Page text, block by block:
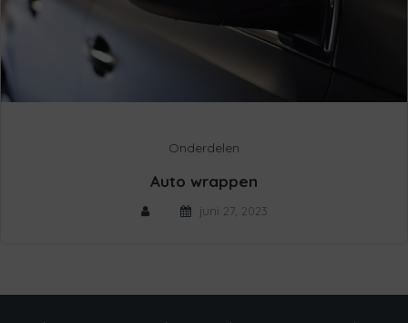
Onderdelen
Auto wrappen
juni 27, 2023